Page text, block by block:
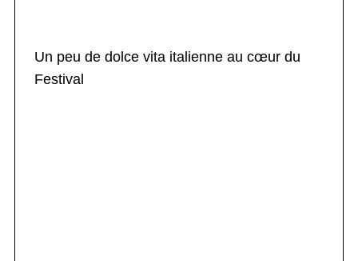
Un peu de dolce vita italienne au cœur du
Festival